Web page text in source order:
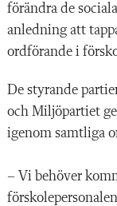
förändra de
anledning att
ordförande i
De styrande
och Miljöpartiet
igenom samtliga
– Vi behöver